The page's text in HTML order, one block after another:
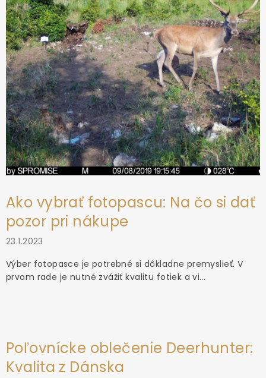
e
Ako vybrať fotopascu: Na čo si dať
pozor pri nákupe
23.1.2023
Výber fotopasce je potrebné si dôkladne premyslieť. V
prvom rade je nutné zvážiť kvalitu fotiek a vi...
Poľovnícke oblečenie Deerhunter:
Kvalita z Dánska